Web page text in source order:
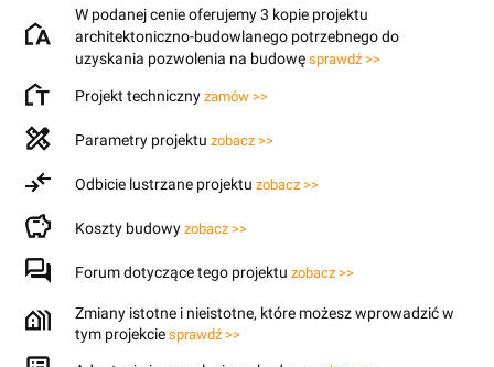
W podanej cenie oferujemy 3 kopie projektu
architektoniczno-budowlanego potrzebnego do
uzyskania pozwolenia na budowę sprawdź >>
Projekt techniczny zamów >>
Parametry projektu zobacz >>
Odbicie lustrzane projektu zobacz >>
Koszty budowy zobacz >>
Forum dotyczące tego projektu zobacz >>
Zmiany istotne i nieistotne, które możesz wprowadzić w
tym projekcie sprawdź >>